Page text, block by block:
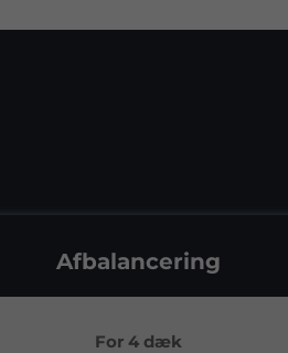
Afbalancering
For 4 dæk